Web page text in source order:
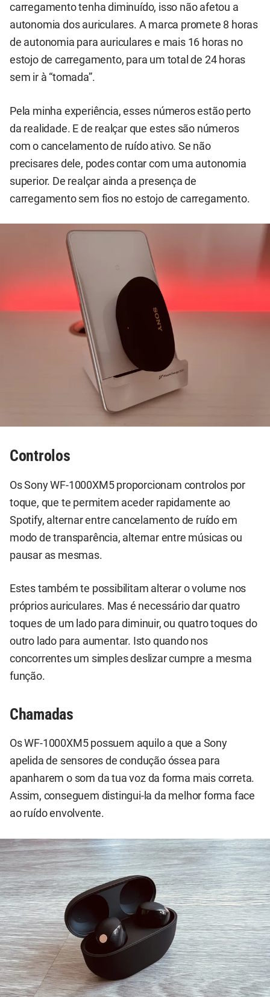
carregamento tenha diminuído, isso não afetou a
autonomia dos auriculares. A marca promete 8 horas
de autonomia para auriculares e mais 16 horas no
estojo de carregamento, para um total de 24 horas
sem ir à “tomada”.
Pela minha experiência, esses números estão perto
da realidade. E de realçar que estes são números
com o cancelamento de ruído ativo. Se não
precisares dele, podes contar com uma autonomia
superior. De realçar ainda a presença de
carregamento sem fios no estojo de carregamento.
Controlos
Os Sony WF-1000XM5 proporcionam controlos por
toque, que te permitem aceder rapidamente ao
Spotify, alternar entre cancelamento de ruído em
modo de transparência, alternar entre músicas ou
pausar as mesmas.
Estes também te possibilitam alterar o volume nos
próprios auriculares. Mas é necessário dar quatro
toques de um lado para diminuir, ou quatro toques do
outro lado para aumentar. Isto quando nos
concorrentes um simples deslizar cumpre a mesma
função.
Chamadas
Os WF-1000XM5 possuem aquilo a que a Sony
apelida de sensores de condução óssea para
apanharem o som da tua voz da forma mais correta.
Assim, conseguem distingui-la da melhor forma face
ao ruído envolvente.